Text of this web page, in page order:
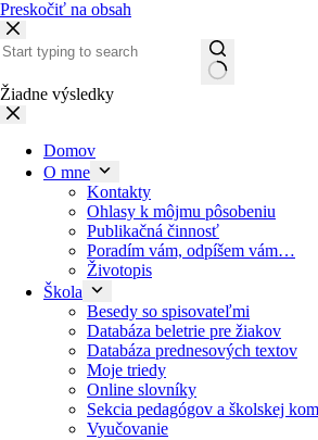
Preskočiť na obsah
Žiadne výsledky
Domov
O mne
Kontakty
Ohlasy k môjmu pôsobeniu
Publikačná činnosť
Poradím vám, odpíšem vám…
Životopis
Škola
Besedy so spisovateľmi
Databáza beletrie pre žiakov
Databáza prednesových textov
Moje triedy
Online slovníky
Sekcia pedagógov a školskej
Vyučovanie